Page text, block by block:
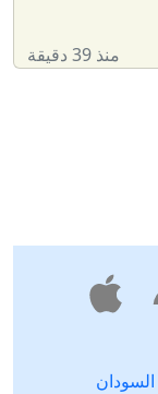
منذ 39 دقيقة
السودان